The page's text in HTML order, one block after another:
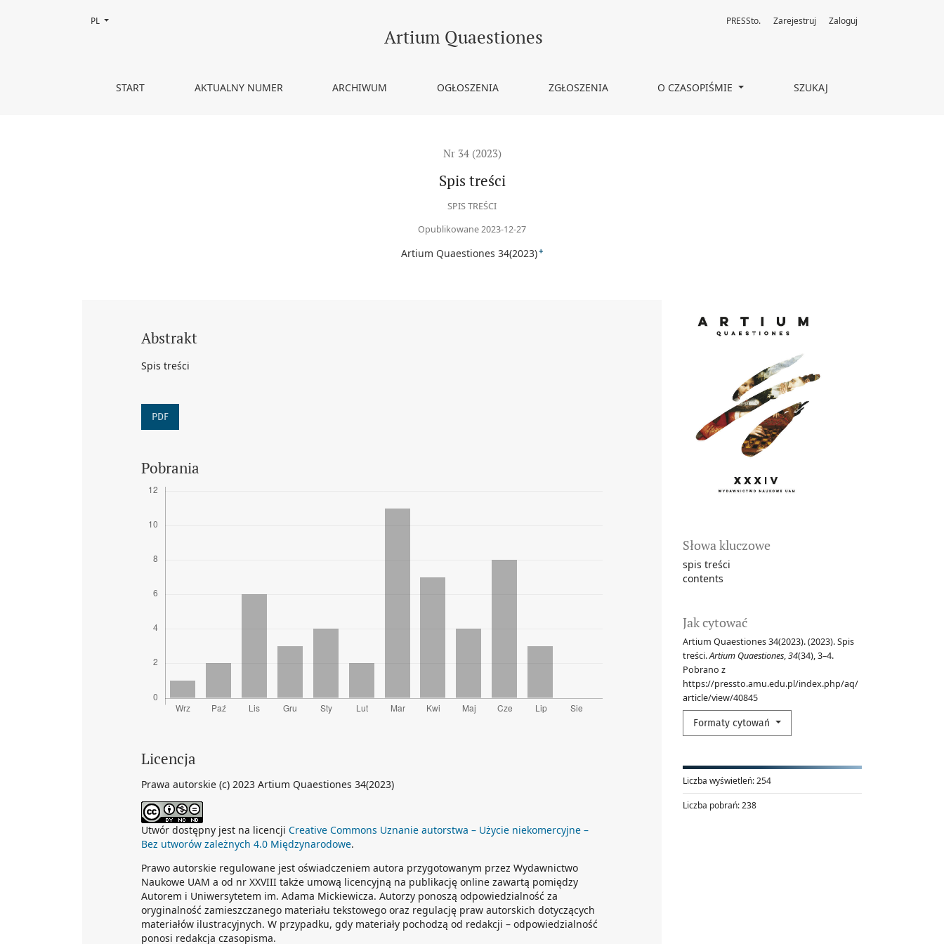
Spis treści Artium Quaestiones
START AKTUALNY NUMER ARCHIWUM OGŁOSZENIA ZGŁOSZENIA O CZASOPIŚMIE SZUKAJ
PRESSto. Zarejestruj Zaloguj
Zmień język, obecnie wybrany to:
PL
Nr 34 (2023)
Spis treści
SPIS TREŚCI
Opublikowane 2023-12-27
Artium Quaestiones 34(2023)+
Słowa kluczowe
spis treści
contents
Jak cytować
Artium Quaestiones 34(2023). (2023). Spis
treści.Artium Quaestiones,34(34), 3–4.
Pobrano z
https://pressto.amu.edu.pl/index.php/aq/
article/view/40845
Formaty cytowań
Liczba wyświetleń:254
Liczba pobrań:238
Abstrakt
Spis treści
PDF
Pobrania
Licencja
Prawa autorskie (c) 2023 Artium Quaestiones 34(2023)
Utwór dostępny jest na licencji Creative Commons Uznanie autorstwa – Użycie niekomercyjne –
Bez utworów zależnych 4.0 Międzynarodowe.
Prawo autorskie regulowane jest oświadczeniem autora przygotowanym przez Wydawnictwo
Naukowe UAM a od nr XXVIII także umową licencyjną na publikację online zawartą pomiędzy
Autorem i Uniwersytetem im. Adama Mickiewicza. Autorzy ponoszą odpowiedzialność za
oryginalność zamieszczanego materiału tekstowego oraz regulację praw autorskich dotyczących
materiałów ilustracyjnych. W przypadku, gdy materiały pochodzą od redakcji – odpowiedzialność
ponosi redakcja czasopisma.